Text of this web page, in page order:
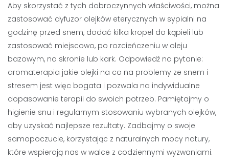
Aby skorzystać z tych dobroczynnych właściwości, można
zastosować dyfuzor olejków eterycznych w sypialni na
godzinę przed snem, dodać kilka kropel do kąpieli lub
zastosować miejscowo, po rozcieńczeniu w oleju
bazowym, na skronie lub kark. Odpowiedź na pytanie:
aromaterapia jakie olejki na co na problemy ze snem i
stresem jest więc bogata i pozwala na indywidualne
dopasowanie terapii do swoich potrzeb. Pamiętajmy o
higienie snu i regularnym stosowaniu wybranych olejków,
aby uzyskać najlepsze rezultaty. Zadbajmy o swoje
samopoczucie, korzystając z naturalnych mocy natury,
które wspierają nas w walce z codziennymi wyzwaniami.